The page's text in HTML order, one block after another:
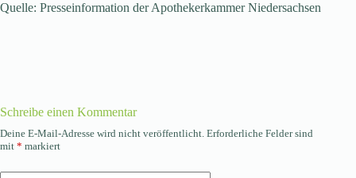
Quelle: Presseinformation der Apothekerkammer Niedersachsen
Schreibe einen Kommentar
Deine E-Mail-Adresse wird nicht veröffentlicht. Erforderliche Felder sind
mit * markiert